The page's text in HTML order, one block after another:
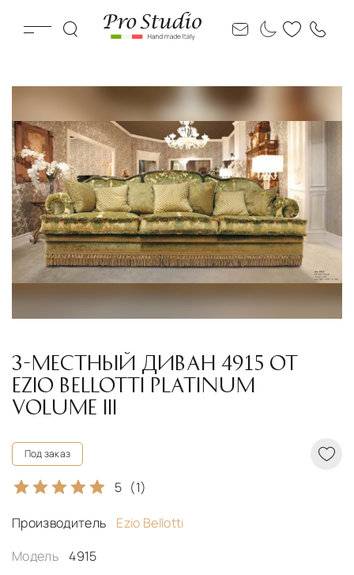
3-МЕСТНЫЙ ДИВАН 4915 ОТ
EZIO BELLOTTI PLATINUM
VOLUME III
Под заказ
5 (1)
Производитель
Ezio Bellotti
Модель
4915